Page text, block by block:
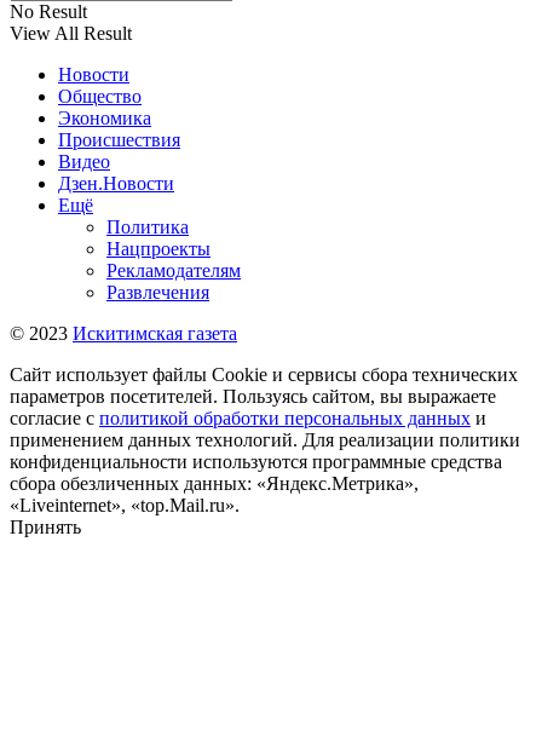
No Result
View All Result
Новости
Общество
Экономика
Происшествия
Видео
Дзен.Новости
Ещё
Политика
Нацпроекты
Рекламодателям
Развлечения
© 2023 Искитимская газета
Сайт использует файлы Cookie и сервисы сбора технических
параметров посетителей. Пользуясь сайтом, вы выражаете
согласие с политикой обработки персональных данных и
применением данных технологий. Для реализации политики
конфиденциальности используются программные средства
сбора обезличенных данных: «Яндекс.Метрика»,
«Liveinternet», «top.Mail.ru».
Принять